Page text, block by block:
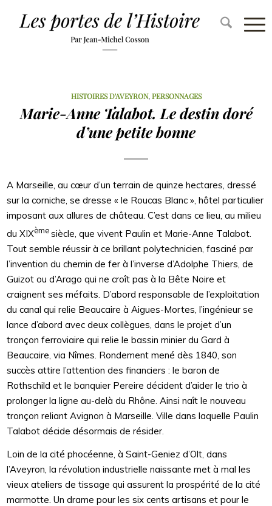
HISTOIRES D'AVEYRON,PERSONNAGES
Marie-Anne Talabot. Le destin doré
d’une petite bonne
A Marseille, au cœur d’un terrain de quinze hectares, dressé
sur la corniche, se dresse « le Roucas Blanc », hôtel particulier
imposant aux allures de château. C’est dans ce lieu, au milieu
du XIXème siècle, que vivent Paulin et Marie-Anne Talabot.
Tout semble réussir à ce brillant polytechnicien, fasciné par
l’invention du chemin de fer à l’inverse d’Adolphe Thiers, de
Guizot ou d’Arago qui ne croît pas à la Bête Noire et
craignent ses méfaits. D’abord responsable de l’exploitation
du canal qui relie Beaucaire à Aigues-Mortes, l’ingénieur se
lance d’abord avec deux collègues, dans le projet d’un
tronçon ferroviaire qui relie le bassin minier du Gard à
Beaucaire, via Nîmes. Rondement mené dès 1840, son
succès attire l’attention des financiers : le baron de
Rothschild et le banquier Pereire décident d’aider le trio à
prolonger la ligne au-delà du Rhône. Ainsi naît le nouveau
tronçon reliant Avignon à Marseille. Ville dans laquelle Paulin
Talabot décide désormais de résider.
Loin de la cité phocéenne, à Saint-Geniez d’Olt, dans
l’Aveyron, la révolution industrielle naissante met à mal les
vieux ateliers de tissage qui assurent la prospérité de la cité
marmotte. Un drame pour les six cents artisans et pour le